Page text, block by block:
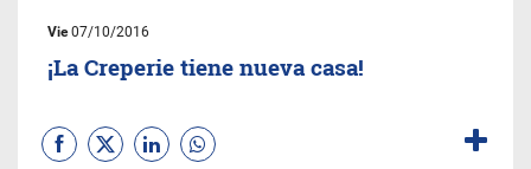
Vie07/10/2016
¡La Creperie tiene nueva casa!